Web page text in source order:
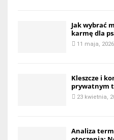
Jak wybrać
karmę dla
11 maja, 2026
Kleszcze i
prywatnym
23 kwietnia,
Analiza